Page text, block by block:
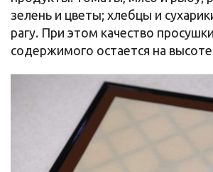
зелень и цветы; хлебцы и
рагу. При этом качество
содержимого остается на